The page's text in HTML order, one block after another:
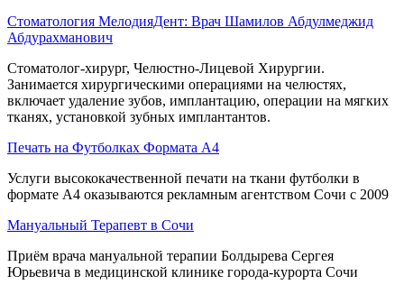
Стоматология МелодияДент: Врач Шамилов Абдулмеджид
Абдурахманович
Стоматолог-хирург, Челюстно-Лицевой Хирургии.
Занимается хирургическими операциями на челюстях,
включает удаление зубов, имплантацию, операции на мягких
тканях, установкой зубных имплантантов.
Печать на Футболках Формата А4
Услуги высококачественной печати на ткани футболки в
формате А4 оказываются рекламным агентством Сочи с 2009
Мануальный Терапевт в Сочи
Приём врача мануальной терапии Болдырева Сергея
Юрьевича в медицинской клинике города-курорта Сочи